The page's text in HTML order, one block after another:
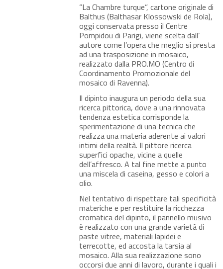
“La Chambre turque”, cartone originale di
Balthus (Balthasar Klossowski de Rola),
oggi conservata presso il Centre
Pompidou di Parigi, viene scelta dall’
autore come l’opera che meglio si presta
ad una trasposizione in mosaico,
realizzato dalla PRO.MO (Centro di
Coordinamento Promozionale del
mosaico di Ravenna).
Il dipinto inaugura un periodo della sua
ricerca pittorica, dove a una rinnovata
tendenza estetica corrisponde la
sperimentazione di una tecnica che
realizza una materia aderente ai valori
intimi della realtà. Il pittore ricerca
superfici opache, vicine a quelle
dell’affresco. A tal fine mette a punto
una miscela di caseina, gesso e colori a
olio.
Nel tentativo di rispettare tali specificità
materiche e per restituire la ricchezza
cromatica del dipinto, il pannello musivo
è realizzato con una grande varietà di
paste vitree, materiali lapidei e
terrecotte, ed accosta la tarsia al
mosaico. Alla sua realizzazione sono
occorsi due anni di lavoro, durante i quali i